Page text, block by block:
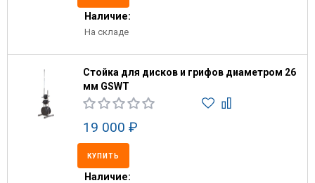
Наличие:
На складе
Стойка для дисков и грифов диаметром 26
мм GSWT
19 000 ₽
КУПИТЬ
Наличие: